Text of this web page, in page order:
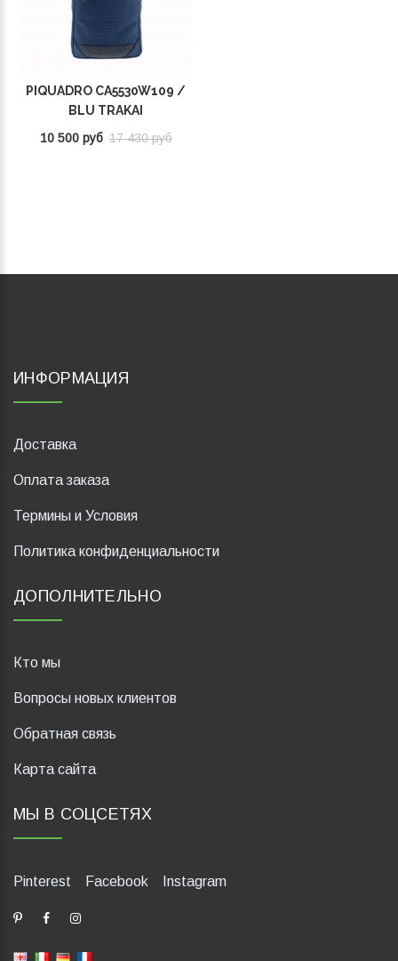
PIQUADRO CA5530W109 /
BLU TRAKAI
10 500 руб 17 430 руб
ИНФОРМАЦИЯ
Доставка
Оплата заказа
Термины и Условия
Политика конфиденциальности
ДОПОЛНИТЕЛЬНО
Кто мы
Вопросы новых клиентов
Обратная связь
Карта сайта
МЫ В СОЦСЕТЯХ
Pinterest Facebook Instagram